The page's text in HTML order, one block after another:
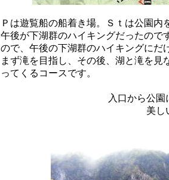
Ｐは遊覧船の船着き場。Ｓｔは公園
午後が下湖群のハイキングだったので
ので、午後の下湖群のハイキングにだ
まず滝を目指し、その後、湖と滝を
ってくるコースです。
入口から公
美し